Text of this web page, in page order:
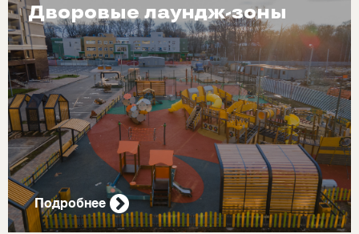
Дворовые лаундж-зоны
Подробнее